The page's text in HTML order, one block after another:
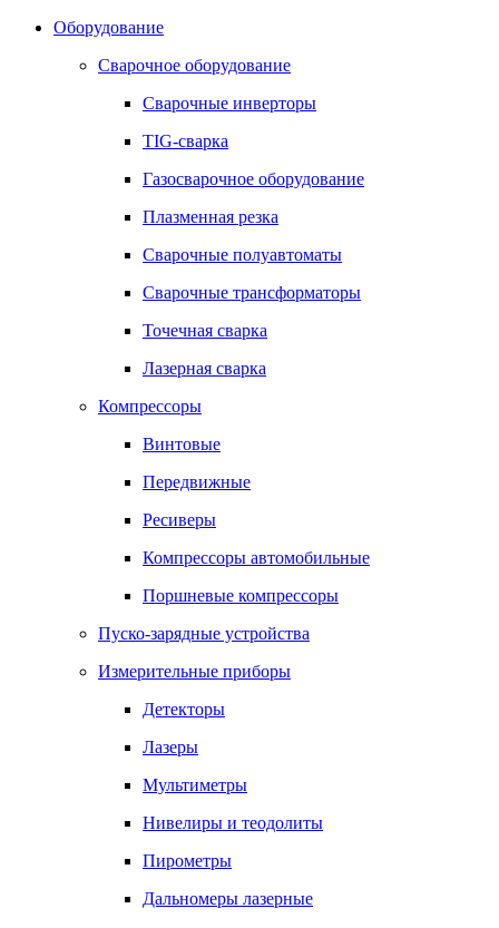
Оборудование
Сварочное оборудование
Сварочные инверторы
TIG-сварка
Газосварочное оборудование
Плазменная резка
Сварочные полуавтоматы
Сварочные трансформаторы
Точечная сварка
Лазерная сварка
Компрессоры
Винтовые
Передвижные
Ресиверы
Компрессоры автомобильные
Поршневые компрессоры
Пуско-зарядные устройства
Измерительные приборы
Детекторы
Лазеры
Мультиметры
Нивелиры и теодолиты
Пирометры
Дальномеры лазерные